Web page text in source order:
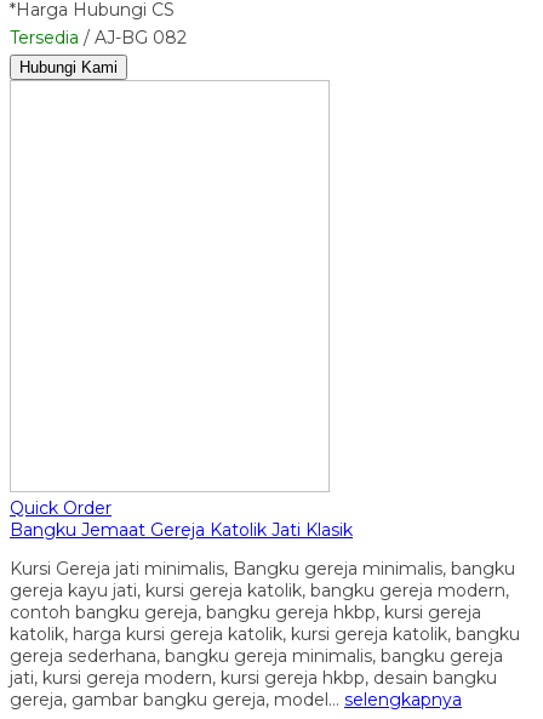
*Harga Hubungi CS
Tersedia / AJ-BG 082
Hubungi Kami
Quick Order
Bangku Jemaat Gereja Katolik Jati Klasik
Kursi Gereja jati minimalis, Bangku gereja minimalis, bangku
gereja kayu jati, kursi gereja katolik, bangku gereja modern,
contoh bangku gereja, bangku gereja hkbp, kursi gereja
katolik, harga kursi gereja katolik, kursi gereja katolik, bangku
gereja sederhana, bangku gereja minimalis, bangku gereja
jati, kursi gereja modern, kursi gereja hkbp, desain bangku
gereja, gambar bangku gereja, model… selengkapnya